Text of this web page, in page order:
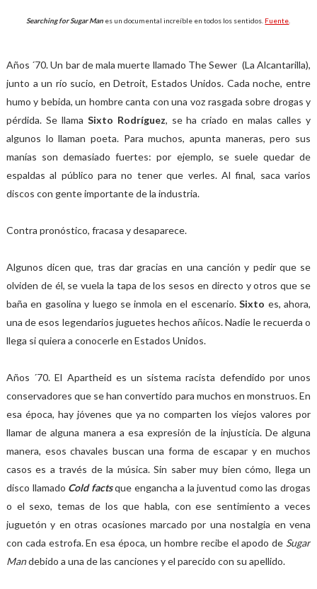
Searching for Sugar Man es un documental increíble en todos los sentidos. Fuente
Años ´70. Un bar de mala muerte llamado The Sewer (La Alcantarilla),
junto a un río sucio, en Detroit, Estados Unidos. Cada noche, entre
humo y bebida, un hombre canta con una voz rasgada sobre drogas y
pérdida. Se llama Sixto Rodríguez, se ha criado en malas calles y
algunos lo llaman poeta. Para muchos, apunta maneras, pero sus
manías son demasiado fuertes: por ejemplo, se suele quedar de
espaldas al público para no tener que verles. Al final, saca varios
discos con gente importante de la industria.
Contra pronóstico, fracasa y desaparece.
Algunos dicen que, tras dar gracias en una canción y pedir que se
olviden de él, se vuela la tapa de los sesos en directo y otros que se
baña en gasolina y luego se inmola en el escenario.Sixto es, ahora,
una de esos legendarios juguetes hechos añicos. Nadie le recuerda o
llega si quiera a conocerle en Estados Unidos.
Años ´70. El Apartheid es un sistema racista defendido por unos
conservadores que se han convertido para muchos en monstruos. En
esa época, hay jóvenes que ya no comparten los viejos valores por
llamar de alguna manera a esa expresión de la injusticia. De alguna
manera, esos chavales buscan una forma de escapar y en muchos
casos es a través de la música. Sin saber muy bien cómo, llega un
disco llamado Cold factsque engancha a la juventud como las drogas
o el sexo, temas de los que habla, con ese sentimiento a veces
juguetón y en otras ocasiones marcado por una nostalgia en vena
con cada estrofa. En esa época, un hombre recibe el apodo de Sugar
Mandebido a una de las canciones y el parecido con su apellido.